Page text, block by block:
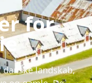
for
landskab,